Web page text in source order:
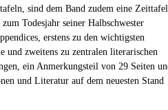
sind dem Band zudem eine Zeittafel
Todesjahr seiner Halbschwester
erstens zu den wichtigsten
und zweitens zu zentralen literarischen
ein Anmerkungsteil von 29 Seiten
und Literatur auf dem neuesten Stand